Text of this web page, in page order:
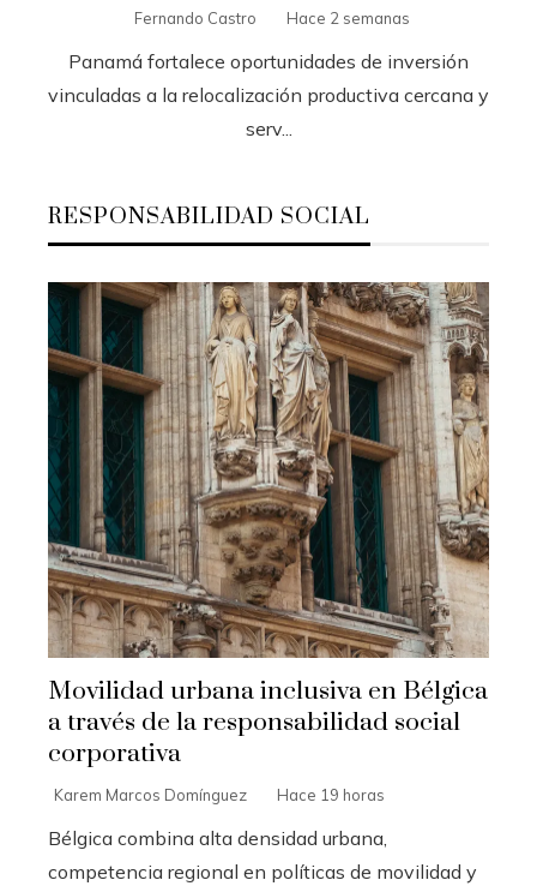
Fernando Castro Hace 2 semanas
Panamá fortalece oportunidades de inversión
vinculadas a la relocalización productiva cercana y
serv...
RESPONSABILIDAD SOCIAL
Movilidad urbana inclusiva en Bélgica
a través de la responsabilidad social
corporativa
Karem Marcos Domínguez Hace 19 horas
Bélgica combina alta densidad urbana,
competencia regional en políticas de movilidad y